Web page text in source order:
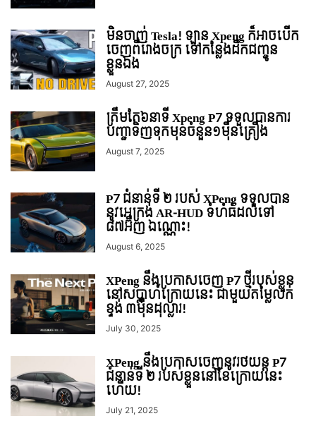
មិនចាញ់ Tesla! ឡាន Xpeng ក៏អាចបើក
ចេញពីរោងចក្រ ទៅកន្លែងដឹកជញ្ជូន
ខ្លួនឯង
August 27, 2025
ត្រឹមតែ៦នាទី Xpeng P7 ទទួលបានការ
បញ្ជាទិញទុកមុនចំនួន១ម៉ឺនគ្រឿង
August 7, 2025
P7 ជំនាន់ទី ២ របស់ XPeng ទទួលបាន
នូវអេក្រង់ AR-HUD ទំហំធំដល់ទៅ
៨៧អ៊ីញ ឯណ្ណោះ!
August 6, 2025
XPeng នឹងប្រកាសចេញ P7 ថ្មីរបស់ខ្លួន
នៅសប្តាហ៍ក្រោយនេះ ជាមួយតម្លៃលក់
ខ្ទង់ ៣មុឺនដុល្លារ!
July 30, 2025
XPeng នឹងប្រកាសចេញនូវរថយន្ត P7
ជំនាន់ទី ២ របស់ខ្លួននៅខែក្រោយនេះ
ហើយ!
July 21, 2025